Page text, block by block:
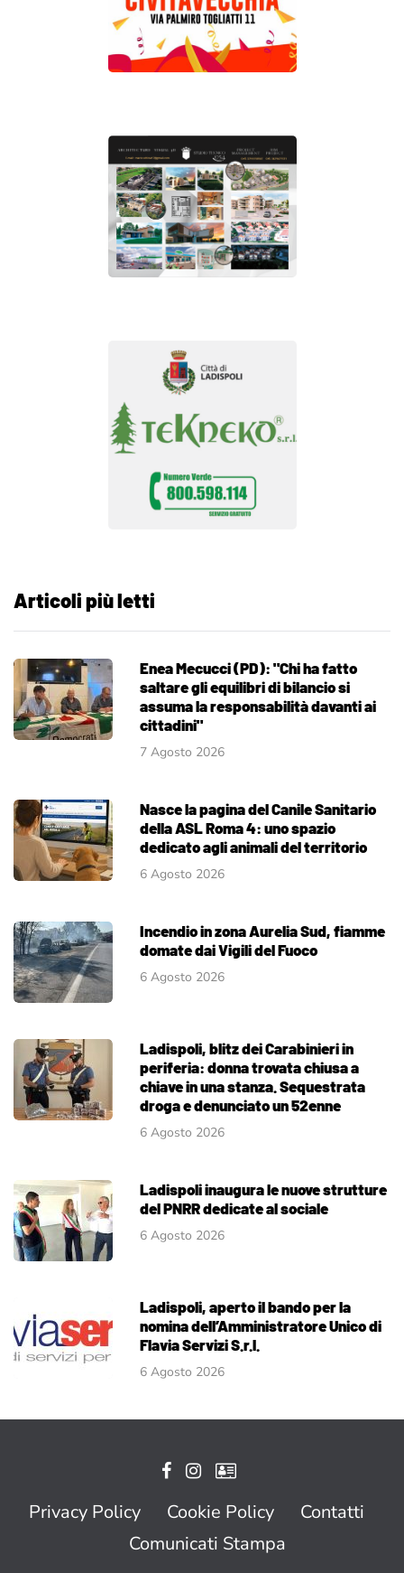
Articoli più letti
Enea Mecucci (PD): "Chi ha fatto
saltare gli equilibri di bilancio si
assuma la responsabilità davanti ai
cittadini"
7 Agosto 2026
Nasce la pagina del Canile Sanitario
della ASL Roma 4: uno spazio
dedicato agli animali del territorio
6 Agosto 2026
Incendio in zona Aurelia Sud, fiamme
domate dai Vigili del Fuoco
6 Agosto 2026
Ladispoli, blitz dei Carabinieri in
periferia: donna trovata chiusa a
chiave in una stanza. Sequestrata
droga e denunciato un 52enne
6 Agosto 2026
Ladispoli inaugura le nuove strutture
del PNRR dedicate al sociale
6 Agosto 2026
Ladispoli, aperto il bando per la
nomina dell’Amministratore Unico di
Flavia Servizi S.r.l.
6 Agosto 2026
Privacy Policy Cookie Policy
Contatti
Comunicati Stampa